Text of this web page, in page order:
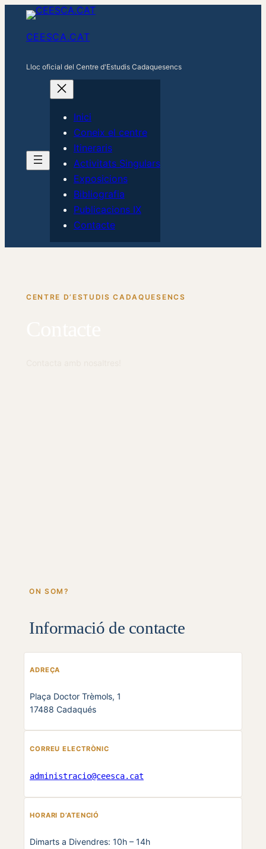
CEESCA.CAT
Lloc oficial del Centre d'Estudis Cadaquesencs
Inici
Coneix el centre
Itineraris
Activitats Singulars
Exposicions
Bibliografia
Publicacions IX
Contacte
CENTRE D’ESTUDIS CADAQUESENCS
ON SOM?
Informació de contacte
ADREÇA
Plaça Doctor Trèmols, 1
17488 Cadaqués
CORREU ELECTRÒNIC
administracio@ceesca.cat
HORARI D’ATENCIÓ
Dimarts a Divendres: 10h – 14h